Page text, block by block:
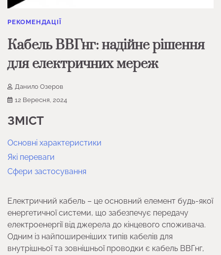
РЕКОМЕНДАЦІЇ
Кабель ВВГнг: надійне рішення
для електричних мереж
Данило Озеров
12 Вересня, 2024
ЗМІСТ
Основні характеристики
Які переваги
Сфери застосування
Електричний кабель – це основний елемент будь-якої
енергетичної системи, що забезпечує передачу
електроенергії від джерела до кінцевого споживача.
Одним із найпоширеніших типів кабелів для
внутрішньої та зовнішньої проводки є кабель ВВГнг,